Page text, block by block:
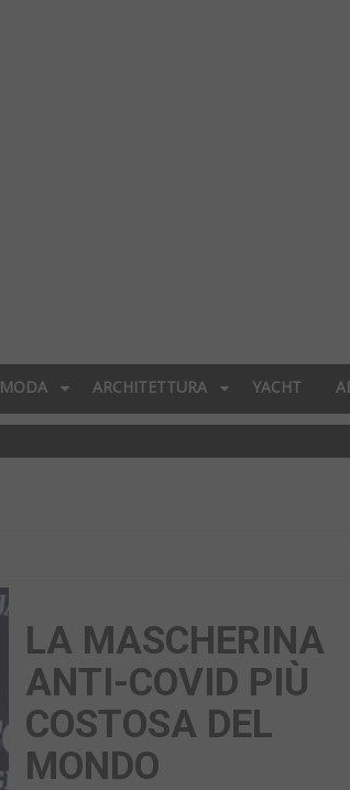
MODA ARCHITETTURA YACHT
LA MASCHERINA
ANTI-COVID PIÙ
COSTOSA DEL
MONDO